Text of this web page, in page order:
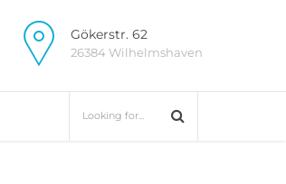
Gökerstr. 62
26384 Wilhelmshaven